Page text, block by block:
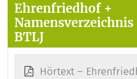
Ehrenfriedhof +
Namensverzeichnis
BTLJ
Hörtext –